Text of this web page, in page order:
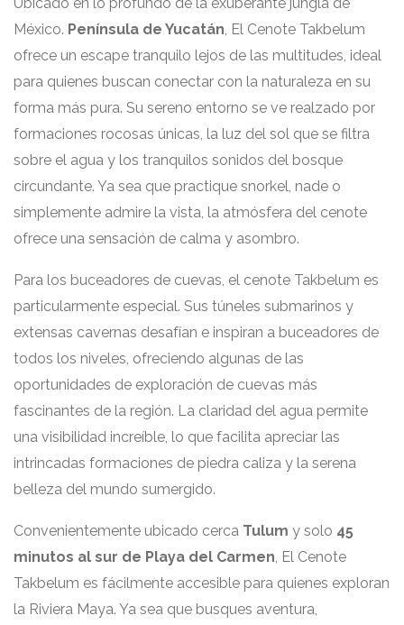
México. Península de Yucatán, El Cenote Takbelum
ofrece un escape tranquilo lejos de las multitudes, ideal
para quienes buscan conectar con la naturaleza en su
forma más pura. Su sereno entorno se ve realzado por
formaciones rocosas únicas, la luz del sol que se filtra
sobre el agua y los tranquilos sonidos del bosque
circundante. Ya sea que practique snorkel, nade o
simplemente admire la vista, la atmósfera del cenote
ofrece una sensación de calma y asombro.
Para los buceadores de cuevas, el cenote Takbelum es
particularmente especial. Sus túneles submarinos y
extensas cavernas desafían e inspiran a buceadores de
todos los niveles, ofreciendo algunas de las
oportunidades de exploración de cuevas más
fascinantes de la región. La claridad del agua permite
una visibilidad increíble, lo que facilita apreciar las
intrincadas formaciones de piedra caliza y la serena
belleza del mundo sumergido.
Convenientemente ubicado cerca Tulum y solo 45
minutos al sur de Playa del Carmen, El Cenote
Takbelum es fácilmente accesible para quienes exploran
la Riviera Maya. Ya sea que busques aventura,